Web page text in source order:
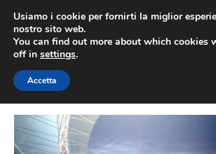
contenuto
Usiamo i cookie per fornirti la miglior
nostro sito web.
You can find out more about which cookies
off in settings.
Accetta